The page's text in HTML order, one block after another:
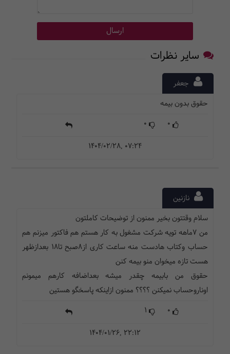
سایر نظرات
جعفر
حقوق بدون بیمه
0
0
1404/02/28, 07:24
نازنین
سلام وقتتون بخیر ممنون از توضیحات کاملتون
من ۷ماهه تویه شرکت مشغول به کار هستم هم فاکتور میزنم هم
حساب وکتاب هادست منه ساعت کاری از۸صبح تا۱۸ بعدازظهر
هست تازه میخوان منو بیمه کنن
حقوق من بابیمه چقدر میشه بعداضافه کارهم میمونم
اوناروحساب نمیکنن ؟؟؟؟ ممنون ازاینکه پاسخگو هستین
1404/01/26, 22:12